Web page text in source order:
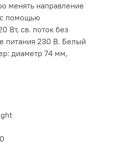
менять направление
с помощью
Вт, св. поток без
питания 230 В. Белый
диаметр 74 мм,